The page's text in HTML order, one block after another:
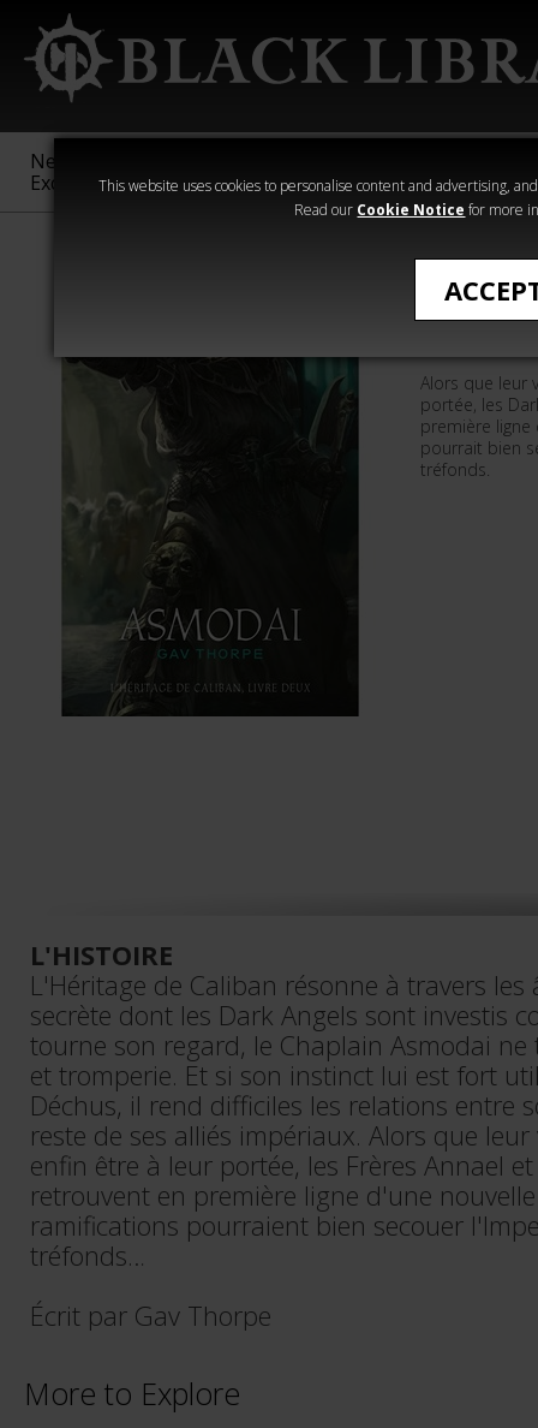
This website uses cookies to personalise content and advertising,
Read our Cookie Notice for more
New &
Exclusive
Sigmar
40,000
Heresy
Alors que leur
portée, les
première
pourrait bien
tréfonds.
L'HISTOIRE
L'Héritage de Caliban résonne à travers les
secrète dont les Dark Angels sont investis
tourne son regard, le Chaplain Asmodai
et tromperie. Et si son instinct lui est fort
Déchus, il rend difficiles les relations entre
reste de ses alliés impériaux. Alors que
enfin être à leur portée, les Frères Annael
retrouvent en première ligne d'une
ramifications pourraient bien secouer
tréfonds…
Écrit par Gav Thorpe
More to Explore